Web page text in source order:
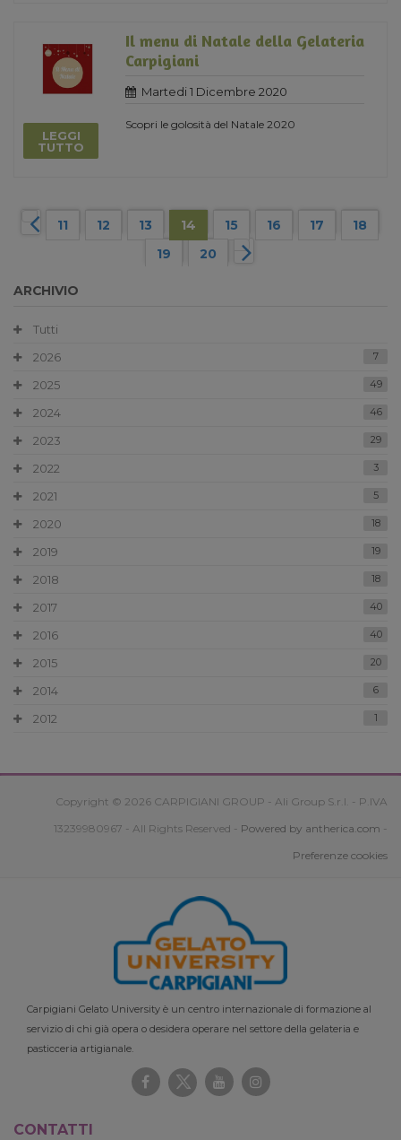
LEGGI
TUTTO
Il menu di Natale della Gelateria
Carpigiani
Martedi 1 Dicembre 2020
Scopri le golosità del Natale 2020
11 12 13 14 15 16 17
18
19
20
ARCHIVIO
Tutti
2026
7
2025 49
2024 46
2023 29
2022 3
2021 5
2020 18
2019 19
2018 18
2017 40
2016 40
2015 20
2014 6
2012 1
Copyright © 2026 CARPIGIANI GROUP - Ali Group S.r.l. - P.IVA
13239980967 - All Rights Reserved - Powered by antherica.com -
Preferenze cookies
Carpigiani Gelato University è un centro internazionale di formazione al
servizio di chi già opera o desidera operare nel settore della gelateria e
pasticceria artigianale.
CONTATTI